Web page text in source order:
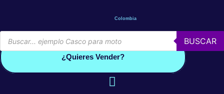
contenido
Colombia
Búsqueda
de
productos
BUSCAR
Conoce por qué debes vender con mercleta
¿Quieres Vender?